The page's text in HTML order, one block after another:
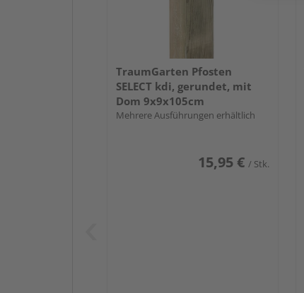
TraumGarten Pfosten
SELECT kdi, gerundet, mit
Dom 9x9x105cm
Mehrere Ausführungen erhältlich
15,95 € / Stk.